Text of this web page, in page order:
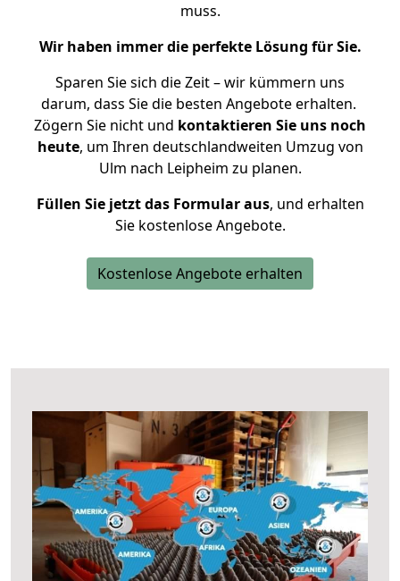
muss.
Wir haben immer die perfekte Lösung für Sie.
Sparen Sie sich die Zeit – wir kümmern uns
darum, dass Sie die besten Angebote erhalten.
Zögern Sie nicht und kontaktieren Sie uns noch
heute, um Ihren deutschlandweiten Umzug von
Ulm nach Leipheim zu planen.
Füllen Sie jetzt das Formular aus, und erhalten
Sie kostenlose Angebote.
Kostenlose Angebote erhalten